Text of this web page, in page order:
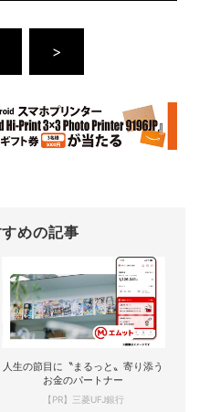
>
めの記事
人生の節目に〝まるっと〟寄り添う
お金のパートナー
【PR】三菱UFJ銀行